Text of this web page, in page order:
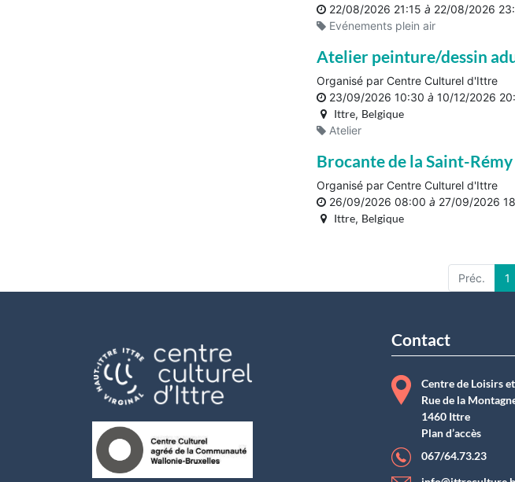
22/08/2026 21:15 à 22/08/2026
Evénements plein air
Atelier peinture/dessin
Organisé par Centre Culturel d'Ittre
23/09/2026 10:30 à 10/12/2026
Ittre, Belgique
Atelier
Brocante de la Saint-Rémy
Organisé par Centre Culturel d'Ittre
26/09/2026 08:00 à 27/09/2026
Ittre, Belgique
Préc. 1
Contact
Centre de Loisirs
Rue de la
1460 Ittre
Plan d’accès
067/64.73.23